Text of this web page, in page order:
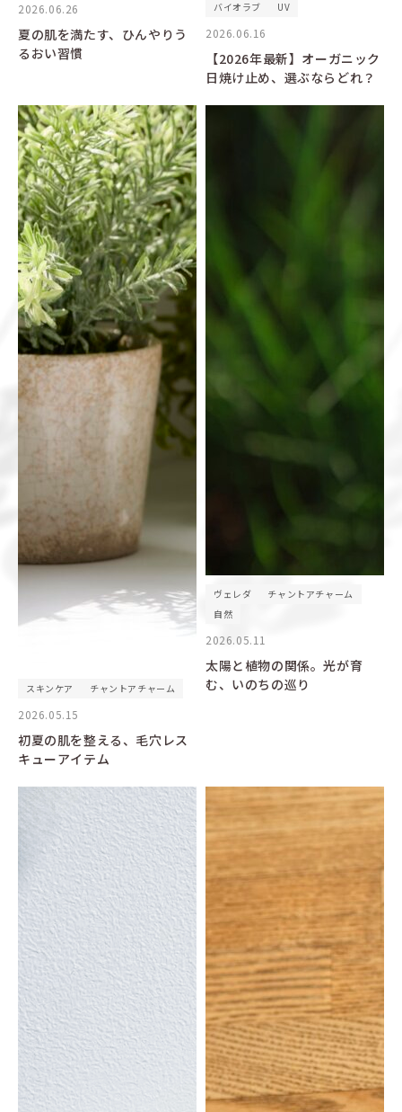
2026.06.26
夏の肌を満たす、ひんやりう
るおい習慣
バイオラブ UV
2026.06.16
【2026年最新】オーガニック
日焼け止め、選ぶならどれ？
スキンケア チャントアチャーム
2026.05.15
初夏の肌を整える、毛穴レス
キューアイテム
ヴェレダ
チャントアチャーム
自然
2026.05.11
太陽と植物の関係。光が育
む、いのちの巡り